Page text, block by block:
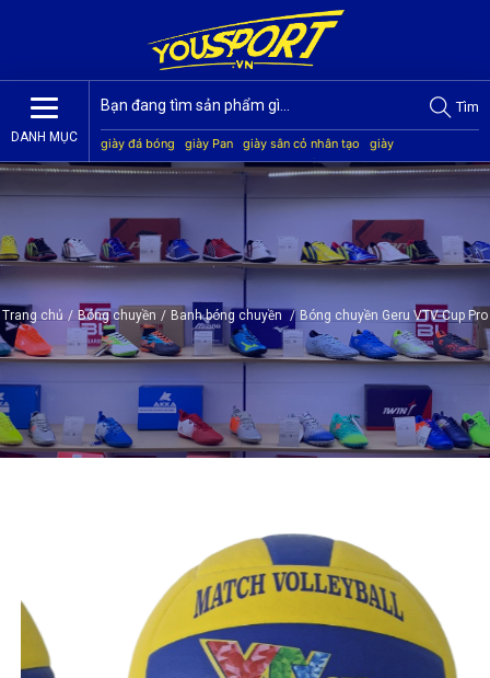
DANH MỤC
Tìm
giày đá bóng giày Pan giày sân cỏ nhân tạo
giày
Jogarbola
giày Mitre giày Akka quần áo bóng đá
giày
Trang chủ / Bóng chuyền / Banh bóng chuyền / Bóng chuyền Geru VTV Cup Pro